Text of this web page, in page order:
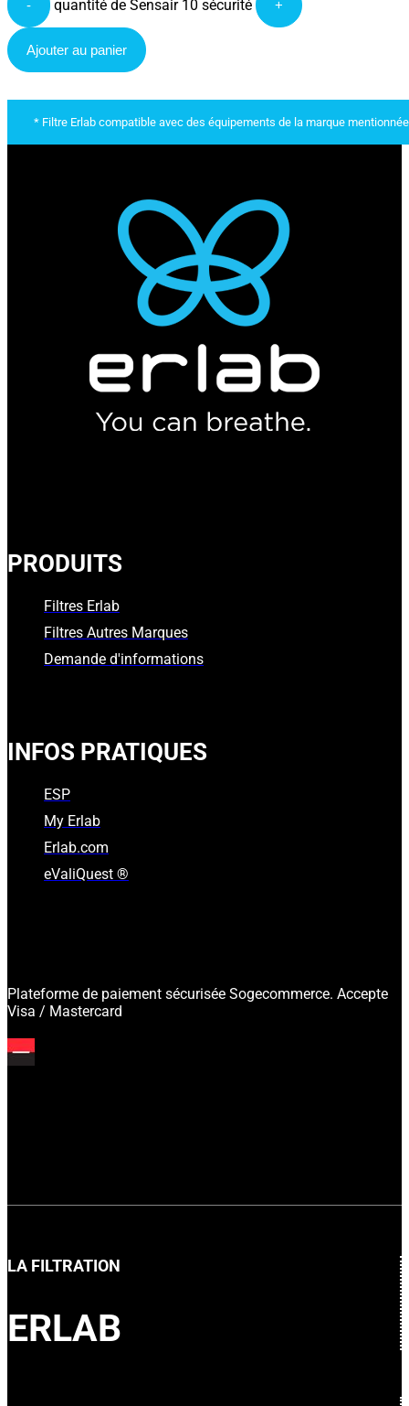
- quantité de Sensair 10 sécurité +
Ajouter au panier
* Filtre Erlab compatible avec des équipements de la marque
PRODUITS
Filtres Erlab
Filtres Autres Marques
Demande d'informations
INFOS PRATIQUES
ESP
My Erlab
Erlab.com
eValiQuest ®
Plateforme de paiement sécurisée Sogecommerce. Accepte
Visa / Mastercard
LA FILTRATION
ERLAB